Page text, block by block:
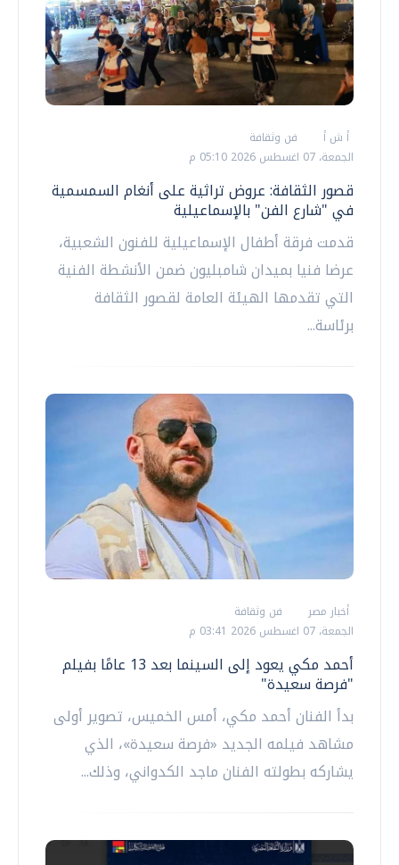
أ ش أ
فن وثقافة
الجمعة، 07 اغسطس 2026 05:10 م
قصور الثقافة: عروض تراثية على أنغام السمسمية
في "شارع الفن" بالإسماعيلية
قدمت فرقة أطفال الإسماعيلية للفنون الشعبية،
عرضا فنيا بميدان شامبليون ضمن الأنشطة الفنية
التي تقدمها الهيئة العامة لقصور الثقافة
برئاسة...
أخبار مصر
فن وثقافة
الجمعة، 07 اغسطس 2026 03:41 م
أحمد مكي يعود إلى السينما بعد 13 عامًا بفيلم
"فرصة سعيدة"
‏بدأ الفنان أحمد مكي، أمس الخميس، تصوير أولى
مشاهد فيلمه الجديد «فرصة سعيدة»، الذي
يشاركه بطولته الفنان ماجد الكدواني، وذلك...